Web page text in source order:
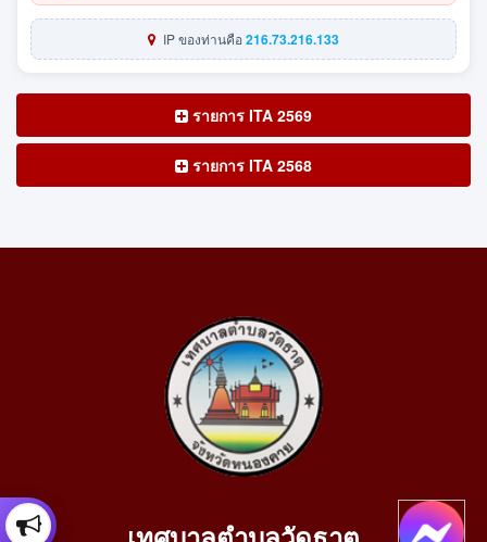
IP ของท่านคือ216.73.216.133
รายการ ITA 2569
รายการ ITA 2568